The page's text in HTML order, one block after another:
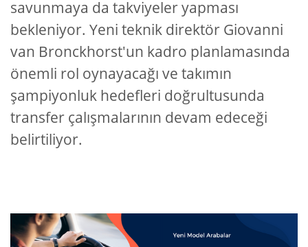
savunmaya da takviyeler yapması
bekleniyor. Yeni teknik direktör Giovanni
van Bronckhorst'un kadro planlamasında
önemli rol oynayacağı ve takımın
şampiyonluk hedefleri doğrultusunda
transfer çalışmalarının devam edeceği
belirtiliyor.